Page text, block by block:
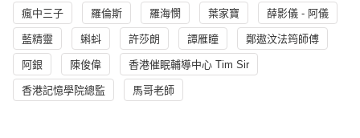
瘋中三子 羅倫斯 羅海憫 葉家寶 薛影儀 - 阿儀
藍精靈 蝌蚪 許莎朗 譚雁瞳 鄭遨汶法筠師傅
阿銀 陳俊偉 香港催眠輔導中心 Tim Sir
香港記憶學院總監 馬哥老師